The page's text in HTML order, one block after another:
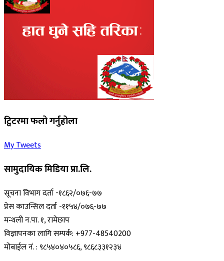
ट्विटरमा फलो गर्नुहोला
My Tweets
सामुदायिक मिडिया प्रा.लि.
सूचना विभाग दर्ता -१८६२/०७६-७७
प्रेस काउन्सिल दर्ता -११५४/०७६-७७
मन्थली न.पा. १, रामेछाप
विज्ञापनका लागि सम्पर्क: +977-48540200
मोबाईल नं. : ९८५४०४०५८६, ९८६८३३१२३४